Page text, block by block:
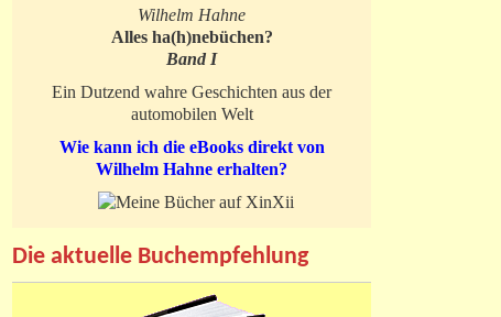
Wilhelm Hahne
Alles ha(h)nebüchen?
Band I
Ein Dutzend wahre Geschichten aus der
automobilen Welt
Wie kann ich die eBooks direkt von
Wilhelm Hahne erhalten?
Die aktuelle Buchempfehlung